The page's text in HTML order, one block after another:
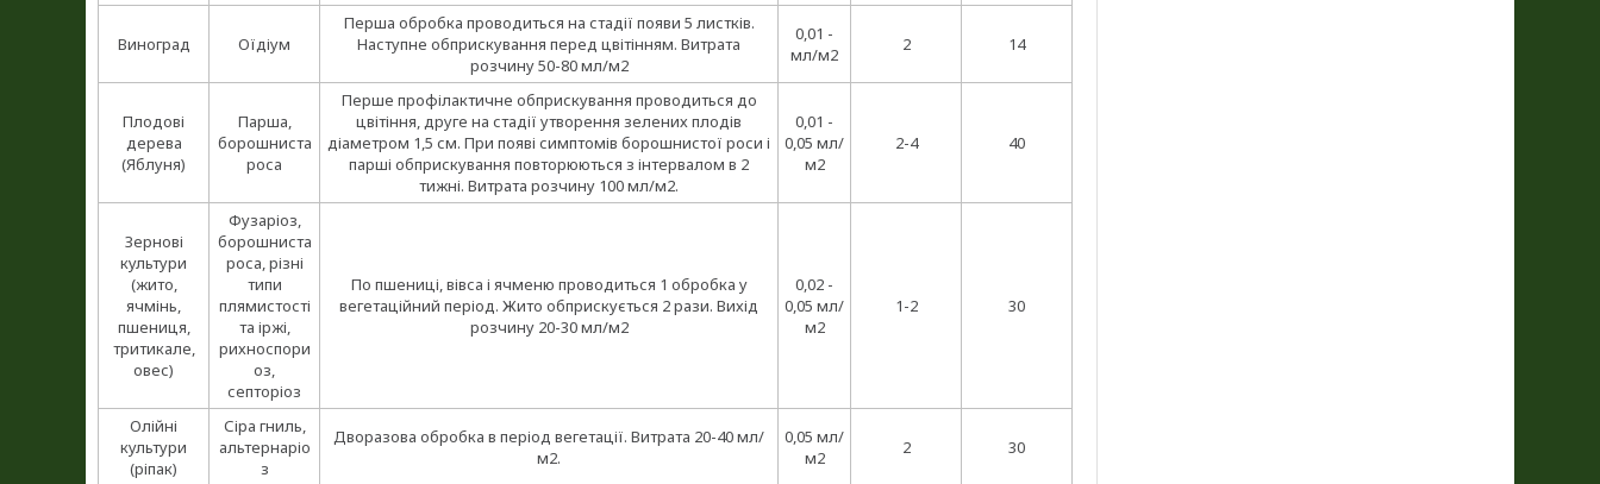
Виноград Оїдіум
Перша обробка проводиться на стадії появи 5 листків.
Наступне обприскування перед цвітінням. Витрата
розчину 50-80 мл/м2
0,01 -
мл/м2
2 14
Плодові
дерева
(Яблуня)
Парша,
борошниста
роса
Перше профілактичне обприскування проводиться до
цвітіння, друге на стадії утворення зелених плодів
діаметром 1,5 см. При появі симптомів борошнистої роси і
парші обприскування повторюються з інтервалом в 2
тижні. Витрата розчину 100 мл/м2.
0,01 -
0,05 мл/
м2
2-4 40
Зернові
культури
(жито,
ячмінь,
пшениця,
тритикале,
овес)
Фузаріоз,
борошниста
роса, різні
типи
плямистості
та іржі,
рихноспори
оз,
септоріоз
По пшениці, вівса і ячменю проводиться 1 обробка у
вегетаційний період. Жито обприскується 2 рази. Вихід
розчину 20-30 мл/м2
0,02 -
0,05 мл/
м2
1-2 30
Олійні
культури
(ріпак)
Сіра гниль,
альтернаріо
з
Дворазова обробка в період вегетації. Витрата 20-40 мл/
м2.
0,05 мл/
м2
2 30